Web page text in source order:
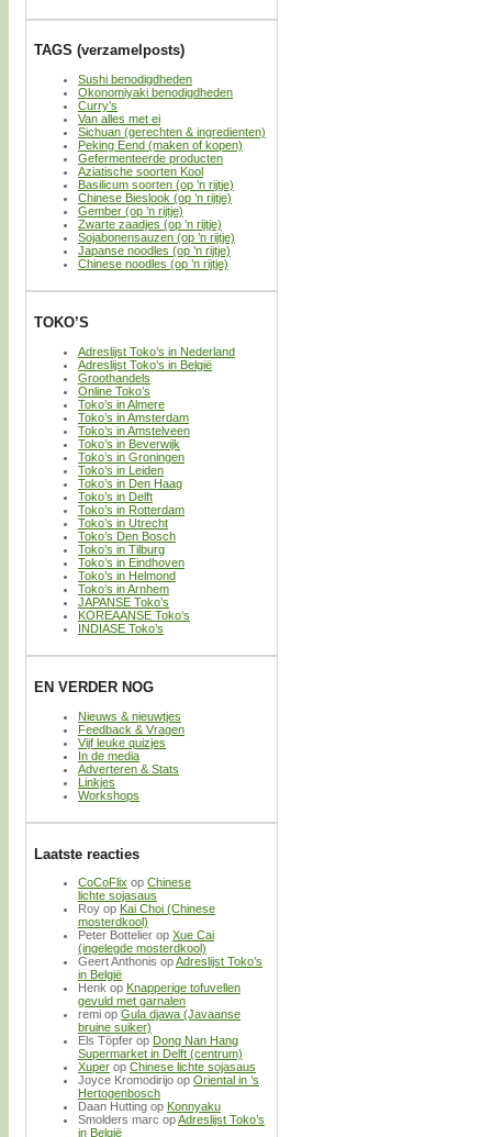
TAGS (verzamelposts)
Sushi benodigdheden
Okonomiyaki benodigdheden
Curry’s
Van alles met ei
Sichuan (gerechten & ingredienten)
Peking Eend (maken of kopen)
Gefermenteerde producten
Aziatische soorten Kool
Basilicum soorten (op ’n rijtje)
Chinese Bieslook (op ’n rijtje)
Gember (op ’n rijtje)
Zwarte zaadjes (op ’n rijtje)
Sojabonensauzen (op ’n rijtje)
Japanse noodles (op ’n rijtje)
Chinese noodles (op ’n rijtje)
TOKO’S
Adreslijst Toko’s in Nederland
Adreslijst Toko’s in België
Groothandels
Online Toko’s
Toko’s in Almere
Toko’s in Amsterdam
Toko’s in Amstelveen
Toko’s in Beverwijk
Toko’s in Groningen
Toko’s in Leiden
Toko’s in Den Haag
Toko’s in Delft
Toko’s in Rotterdam
Toko’s in Utrecht
Toko’s Den Bosch
Toko’s in Tilburg
Toko’s in Eindhoven
Toko’s in Helmond
Toko’s in Arnhem
JAPANSE Toko’s
KOREAANSE Toko’s
INDIASE Toko’s
EN VERDER NOG
Nieuws & nieuwtjes
Feedback & Vragen
Vijf leuke quizjes
In de media
Adverteren & Stats
Linkjes
Workshops
Laatste reacties
CoCoFlix op Chinese
lichte sojasaus
Roy op Kai Choi (Chinese
mosterdkool)
Peter Bottelier op Xue Cai
(ingelegde mosterdkool)
Geert Anthonis opAdreslijst Toko’s
in België
Henk op Knapperige tofuvellen
gevuld met garnalen
remi op Gula djawa (Javaanse
bruine suiker)
Els Töpfer op Dong Nan Hang
Supermarket in Delft (centrum)
Xuper op Chinese lichte sojasaus
Joyce Kromodirijo op Oriental in ’s
Hertogenbosch
Daan Hutting op Konnyaku
Smolders marc opAdreslijst Toko’s
in België